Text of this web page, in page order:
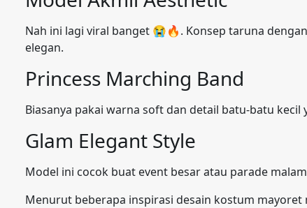
Nah ini lagi viral banget 😭🔥. Konsep taruna
elegan.
Princess Marching Band
Biasanya pakai warna soft dan detail batu-batu kecil
Glam Elegant Style
Model ini cocok buat event besar atau parade
Menurut beberapa inspirasi desain kostum